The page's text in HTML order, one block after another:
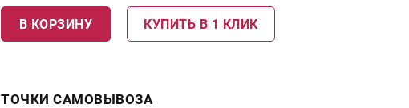
В КОРЗИНУ КУПИТЬ В 1 КЛИК
ТОЧКИ САМОВЫВОЗА